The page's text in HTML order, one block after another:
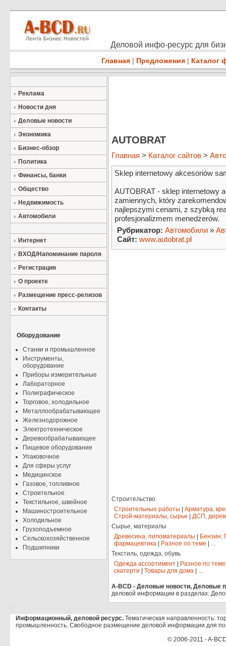
Деловой инфо-ресурс для
Главная | Предложения | Каталог
Реклама
Новости дня
Деловые новости
Экономика
Бизнес-обзор
Политика
Финансы, банки
Общество
Недвижимость
Автомобили
Интернет
ВХОД/Напоминание пароля
Регистрация
О проекте
Размещение пресс-релизов
Контакты
Оборудование
Станки и промышленное
Инструменты,
оборудование
Приборы измерительные
Лабораторное
Полиграфическое
Торговое, холодильное
Металлообрабатывающее
Железнодорожное
Электротехническое
Деревообрабатывающее
Пищевое оборудование
Упаковочное
Для сферы услуг
Медицинское
Газовое, топливное
Строительное
Текстильное, швейное
Машиностроительное
Холодильное
Грузоподъемное
Сельскохозяйственное
Подшипники
AUTOBRAT
Главная > Каталог сайтов >
Sklep internetowy akcesoriów
AUTOBRAT - sklep internetowy
zamiennych, który
najlepszymi cenami, z szybką
profesjonalizmem menedżerów.
Рубрикатор: Автомобили »
Сайт: www.autobrat.pl
Строительство
Строительные работы
Арматура,
Строй-материалы, сырье
ДСП,
Сырье, материалы
Древесина, пиломатериалы
Бензин,
фармацевтика
Разное по теме
...
Текстиль, одежда, обувь
Одежда ассортимент
Разное по теме
скатерти
Товары для дома ...
A-BCD - Деловые новости, Деловые
деловой информации в разделах:
.
Информационный, деловой ресурс. Тематическая направленность:
промышленность. Свободное размещение деловой информации для
© 2006-2011 - A-